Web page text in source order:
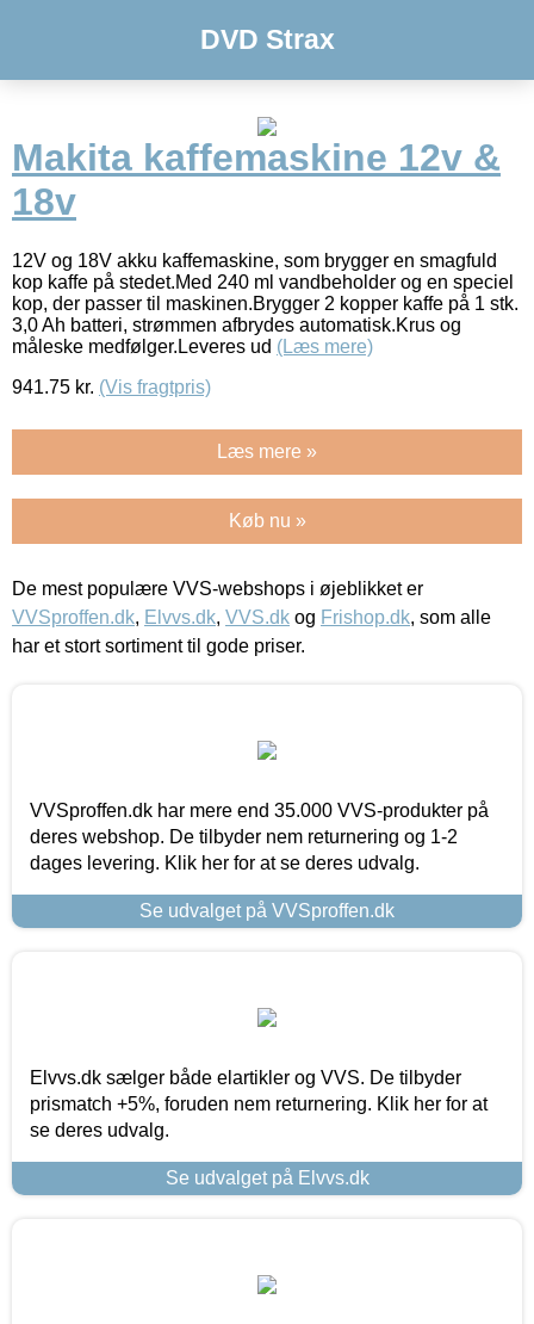
DVD Strax
Makita kaffemaskine 12v &
18v
12V og 18V akku kaffemaskine, som brygger en smagfuld
kop kaffe på stedet.Med 240 ml vandbeholder og en speciel
kop, der passer til maskinen.Brygger 2 kopper kaffe på 1 stk.
3,0 Ah batteri, strømmen afbrydes automatisk.Krus og
måleske medfølger.Leveres ud (Læs mere)
941.75 kr. (Vis fragtpris)
Læs mere »
Køb nu »
De mest populære VVS-webshops i øjeblikket er
VVSproffen.dk, Elvvs.dk, VVS.dk og Frishop.dk, som alle
har et stort sortiment til gode priser.
VVSproffen.dk har mere end 35.000 VVS-produkter på
deres webshop. De tilbyder nem returnering og 1-2
dages levering. Klik her for at se deres udvalg.
Se udvalget på VVSproffen.dk
Elvvs.dk sælger både elartikler og VVS. De tilbyder
prismatch +5%, foruden nem returnering. Klik her for at
se deres udvalg.
Se udvalget på Elvvs.dk